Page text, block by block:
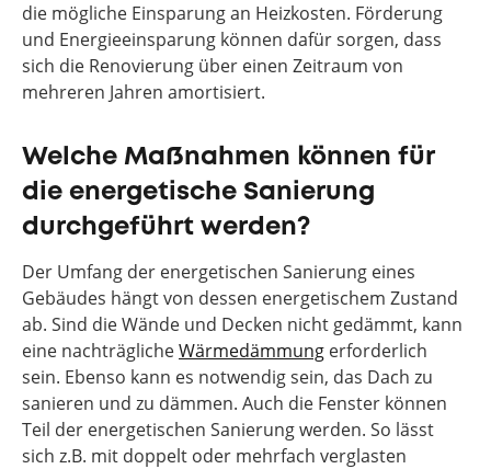
die mögliche Einsparung an Heizkosten. Förderung
und Energieeinsparung können dafür sorgen, dass
sich die Renovierung über einen Zeitraum von
mehreren Jahren amortisiert.
Welche Maßnahmen können für
die energetische Sanierung
durchgeführt werden?
Der Umfang der energetischen Sanierung eines
Gebäudes hängt von dessen energetischem Zustand
ab. Sind die Wände und Decken nicht gedämmt, kann
eine nachträglicheWärmedämmung erforderlich
sein. Ebenso kann es notwendig sein, das Dach zu
sanieren und zu dämmen. Auch die Fenster können
Teil der energetischen Sanierung werden. So lässt
sich z.B. mit doppelt oder mehrfach verglasten